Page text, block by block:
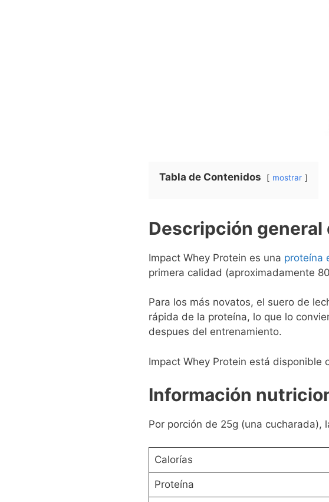
Tabla de Contenidos mostrar
Descripción
Impact Whey Protein es una proteína
primera calidad (aproximadamente
Para los más novatos, el suero de
rápida de la proteína, lo que lo
despues del entrenamiento.
Impact Whey Protein está disponible
Información
Por porción de 25g (una cucharada),
Calorías
Proteína